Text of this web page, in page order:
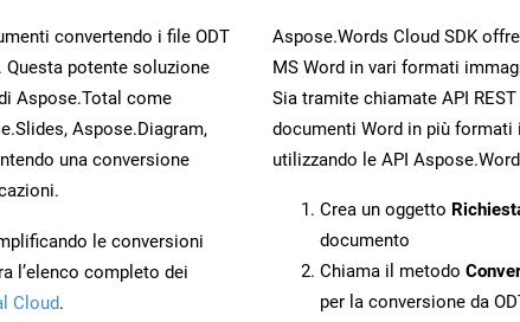
convertendo i file ODT
potente soluzione
Aspose.Total come
Aspose.Diagram,
una conversione
le conversioni
l’elenco completo dei
Cloud.
Aspose.Words Cloud SDK
MS Word in vari formati
Sia tramite chiamate API
documenti Word in più formati
utilizzando le API
Crea un oggetto
documento
Chiama il metodo
per la conversione da